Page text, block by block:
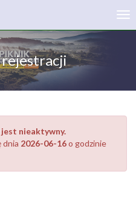
nieaktywny.
dnia 2026-06-16o godzinie